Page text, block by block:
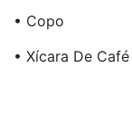
• Copo
• Xícara De